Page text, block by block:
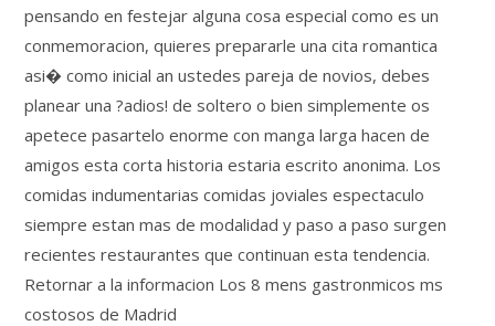
pensando en festejar alguna cosa especial como es un
conmemoracion, quieres prepararle una cita romantica
asi� como inicial an ustedes pareja de novios, debes
planear una ?adios! de soltero o bien simplemente os
apetece pasartelo enorme con manga larga hacen de
amigos esta corta historia estaria escrito anonima. Los
comidas indumentarias comidas joviales espectaculo
siempre estan mas de modalidad y paso a paso surgen
recientes restaurantes que continuan esta tendencia.
Retornar a la informacion Los 8 mens gastronmicos ms
costosos de Madrid